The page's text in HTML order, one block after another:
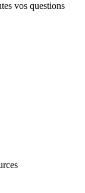
vos questions